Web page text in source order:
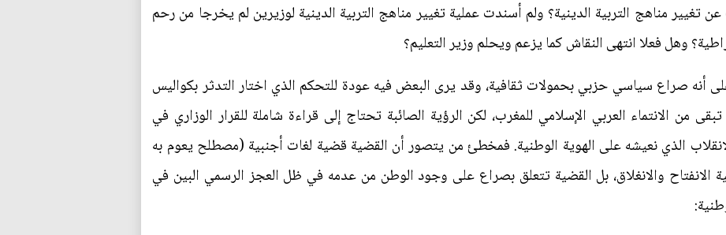
مناهج التربية الدينية؟ ولم أسندت عملية تغيير مناهج التربية الدينية لوزيرين لم يخرجا من رحم
وهل فعلا انتهى النقاش كما يزعم ويحلم وزير التعليم؟
أنه صراع سياسي حزبي بحمولات ثقافية، وقد يرى البعض فيه عودة للتحكم الذي اختار التدثر بكواليس
من الانتماء العربي الإسلامي للمغرب، لكن الرؤية الصائبة تحتاج إلى قراءة شاملة للقرار الوزاري في
الذي نعيشه على الهوية الوطنية. فمخطئ من يتصور أن القضية قضية لغات أجنبية (مصطلح يعوم به
الانفتاح والانغلاق، بل القضية تتعلق بصراع على وجود الوطن من عدمه في ظل العجز الرسمي البين في